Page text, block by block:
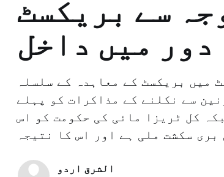
سے بریکسٹ
دور میں داخل
میں بریکسٹ کے معاہدہ کے سلسلہ
سے نکلنے کے مذاکرات کو پہلے
کل ٹریزا مائی کی حکومت کو اس
الشرق اردو